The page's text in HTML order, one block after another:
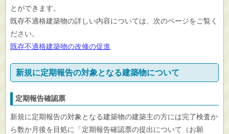
とができます。
既存不適格建築物の詳しい内容については、次のページをご覧く
ださい。
既存不適格建築物の改修の促進
新規に定期報告の対象となる建築物について
定期報告確認票
新規に定期報告の対象となる建築物の建築主の方には完了検査か
ら数か月後を目処に「定期報告確認票の提出について（お願